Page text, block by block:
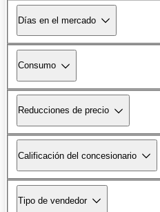
Días en el mercado
Consumo
Reducciones de precio
Calificación del concesionario
Tipo de vendedor